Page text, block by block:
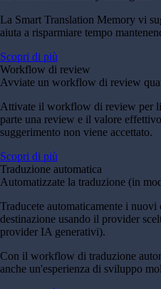
La Smart Translation Memory vi
aiuta a risparmiare tempo
Scopri di più
Workflow di review
Avviate un workflow di review
Attivate il workflow di review per
parte una review e il valore
suggerimento non viene accettato.
Scopri di più
Traduzione automatica
Automatizzate la traduzione (in
Traducete automaticamente i
destinazione usando il provider
provider IA generativi).
Con il workflow di traduzione
anche un'esperienza di sviluppo